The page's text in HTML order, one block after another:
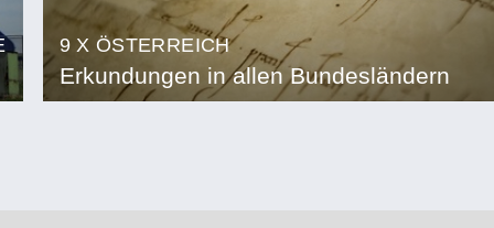
9 X ÖSTERREICH
Erkundungen in allen Bundesländern